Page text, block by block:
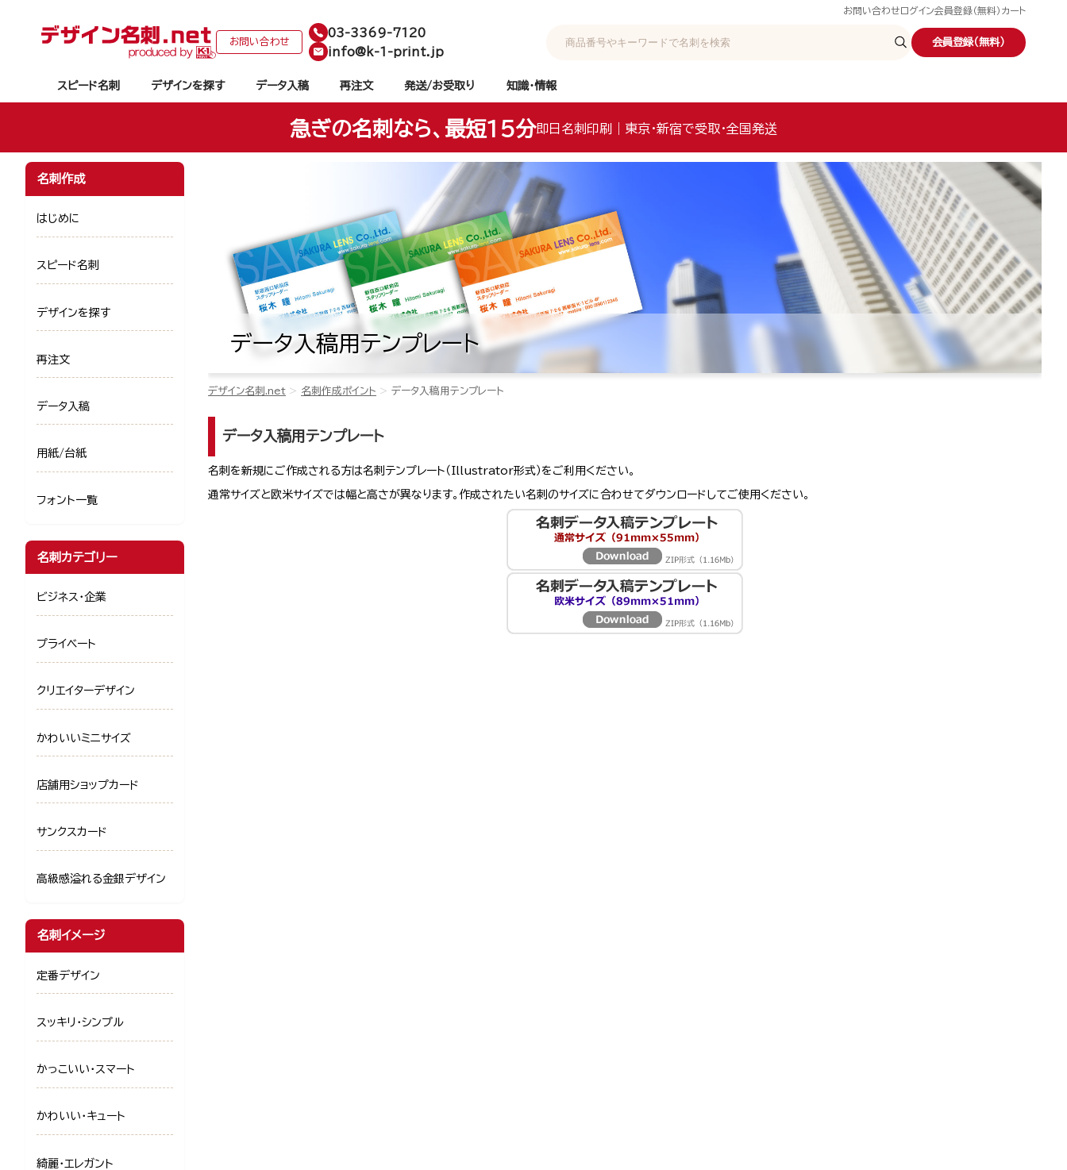
お問い合わせ ログイン会員登録（無料） カート
お問い合わせ
03-3369-7120
info@k-1-print.jp
会員登録（無料）
スピード名刺 デザインを探す データ入稿 再注文 発送/お受取り 知識・情報
急ぎの名刺なら、最短15分即日名刺印刷｜東京・新宿で受取・全国発送
データ入稿用テンプレート
デザイン名刺.net 名刺作成ポイント データ入稿用テンプレート
データ入稿用テンプレート
名刺を新規にご作成される方は名刺テンプレート（Illustrator形式）をご利用ください。
通常サイズと欧米サイズでは幅と高さが異なります。作成されたい名刺のサイズに合わせてダウンロードしてご使用ください。
名刺作成
はじめに
スピード名刺
デザインを探す
再注文
データ入稿
用紙/台紙
フォント一覧
名刺カテゴリー
ビジネス・企業
プライベート
クリエイターデザイン
かわいいミニサイズ
店舗用ショップカード
サンクスカード
高級感溢れる金銀デザイン
名刺イメージ
定番デザイン
スッキリ・シンプル
かっこいい・スマート
かわいい・キュート
綺麗・エレガント